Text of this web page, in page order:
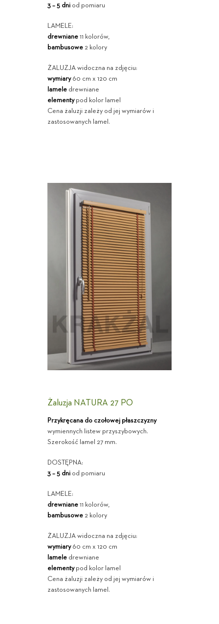
3 – 5 dniod pomiaru
LAMELE:
drewniane11 kolorów,
bambusowe2 kolory
ŻALUZJA widoczna na zdjęciu:
wymiary60 cm x 120 cm
lameledrewniane
elementypod kolor lamel
Cena żaluzji zależy od jej wymiarów i
zastosowanych lamel.
Żaluzja NATURA 27 PO
Przykręcana do czołowej płaszczyzny
wymiennych listew przyszybowych.
Szerokość lamel 27 mm.
DOSTĘPNA:
3 – 5 dniod pomiaru
LAMELE:
drewniane11 kolorów,
bambusowe2 kolory
ŻALUZJA widoczna na zdjęciu:
wymiary60 cm x 120 cm
lameledrewniane
elementypod kolor lamel
Cena żaluzji zależy od jej wymiarów i
zastosowanych lamel.